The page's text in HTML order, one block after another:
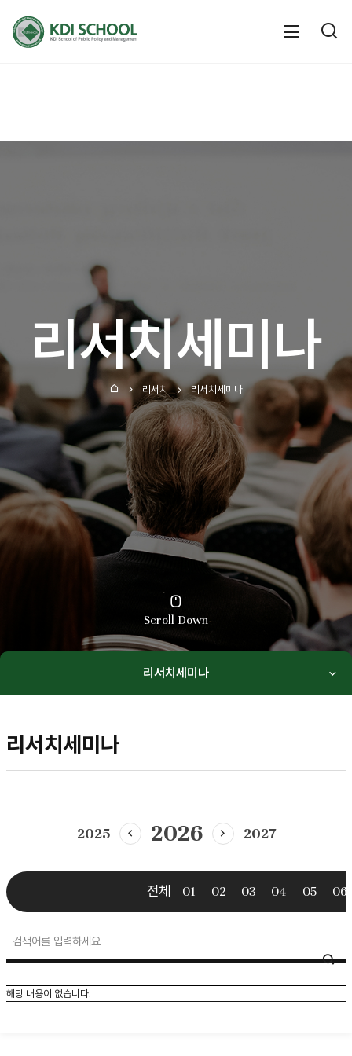
전체메
리서치세미나
홈
리서치 리서치세미나
Scroll Down
리서치세미나
리서치세미나
2025 이전년도2026 다음년도2027
전체 01 02 03 04 05 06
research
seminar
검색
해당 내용이 없습니다.